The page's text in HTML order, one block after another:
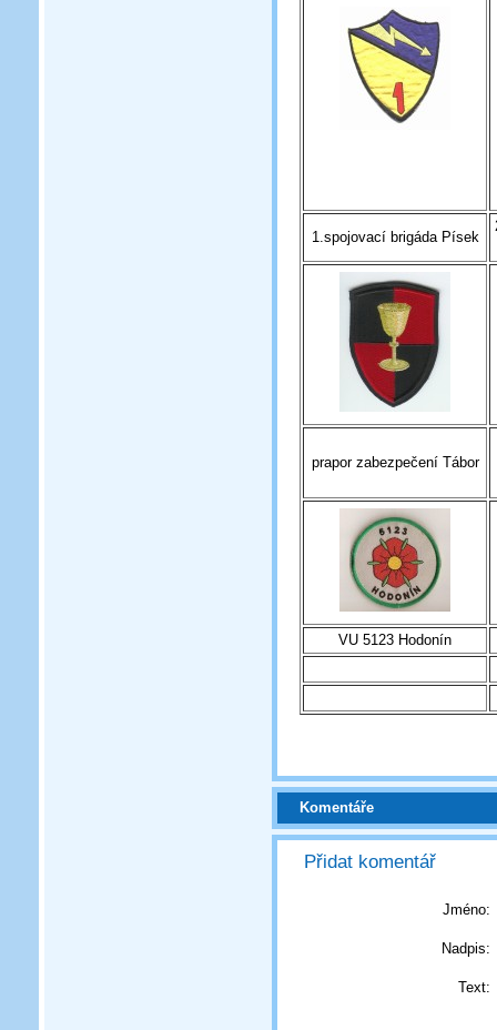
1.spojovací brigáda Písek
prapor zabezpečení Tábor
VU 5123 Hodonín
Komentáře
Přidat komentář
Jméno:
Nadpis:
Text: